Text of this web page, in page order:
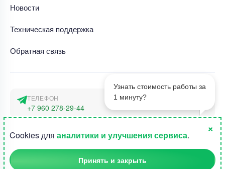
1
Узнать стоимость работы за
1 минуту?
Новости
Техническая поддержка
Обратная связь
ТЕЛЕФОН
+7 960 278-29-44
г. Москва, наб. Тараса Шевченко 23а
Cookies для аналитики и улучшения сервиса.
×
Принять и закрыть